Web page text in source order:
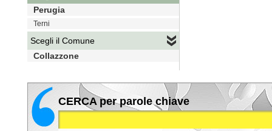
Perugia
Terni
Scegli il Comune
Collazzone
CERCA per parole chiave